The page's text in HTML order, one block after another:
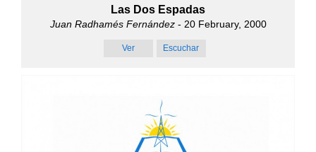
Las Dos Espadas
Juan Radhamés Fernández- 20 February, 2000
Ver Escuchar